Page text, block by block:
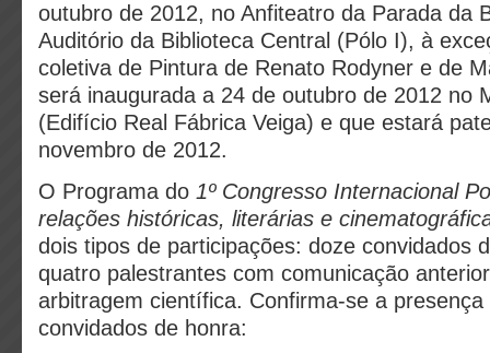
outubro de 2012, no Anfiteatro da Parada da
Auditório da Biblioteca Central (Pólo I), à
coletiva de Pintura de Renato Rodyner e de
será inaugurada a 24 de outubro de 2012 no
(Edifício Real Fábrica Veiga) e que estará
novembro de 2012.
O Programa do 1º Congresso Internacional
relações históricas, literárias e
dois tipos de participações: doze convidados
quatro palestrantes com comunicação
arbitragem científica. Confirma-se a presença
convidados de honra: